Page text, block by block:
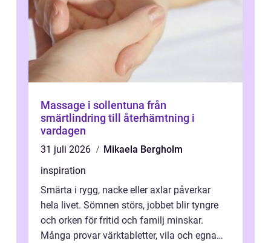
Massage i sollentuna från
smärtlindring till återhämtning i
vardagen
31 juli 2026
Mikaela Bergholm
inspiration
Smärta i rygg, nacke eller axlar påverkar
hela livet. Sömnen störs, jobbet blir tyngre
och orken för fritid och familj minskar.
Många provar värktabletter, vila och egna